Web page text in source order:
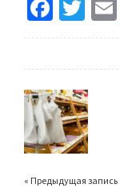
Fa
ce
o
o
k
T
wi
er
« Предыдущая запись